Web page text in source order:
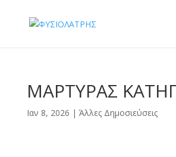
ΜΑΡΤΥΡΑΣ
Ιαν 8, 2026 | Άλλες Δημοσιεύσεις